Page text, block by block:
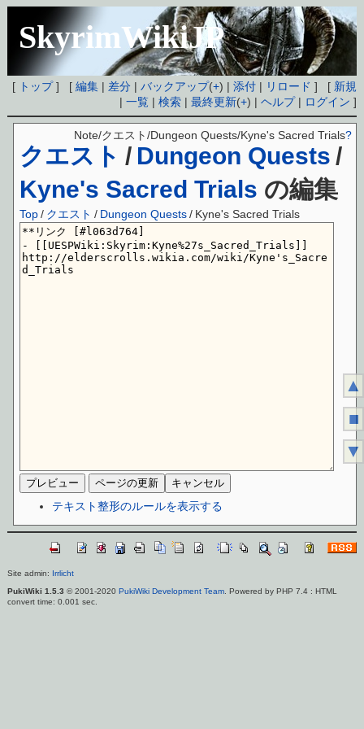
SkyrimWikiJP
[ トップ] [編集 | 差分 |バックアップ(+) |添付 | リロード ] [ 新規
|一覧 |検索 |最終更新(+) |ヘルプ| ログイン ]
クエスト / Dungeon Quests /
Kyne's Sacred Trials の編集
Note/クエスト/Dungeon Quests/Kyne's Sacred Trials?
Top / クエスト / Dungeon Quests/ Kyne's Sacred Trials
テキスト整形のルールを表示する
Site admin: Irrlicht
PukiWiki 1.5.3 © 2001-2020 PukiWiki Development Team. Powered by PHP 7.4 : HTML
convert time: 0.001 sec.
▲
■
▼